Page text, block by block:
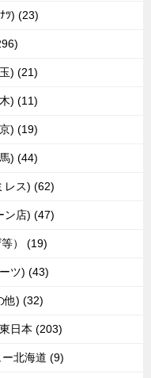
ﾂ) (23)
) (21)
) (11)
) (19)
) (44)
レス) (62)
ン店) (47)
） (19)
ツ) (43)
他) (32)
日本 (203)
北海道 (9)